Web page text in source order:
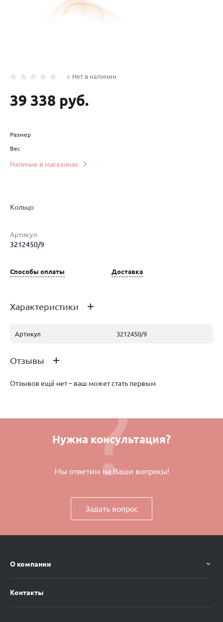
Нет в наличии
39 338 руб.
Размер
Вес
Наличие в магазинах
Наименование товара
Кольцо
Артикул
3212450/9
Способы оплаты Доставка
Характеристики
Артикул 3212450/9
Отзывы
Отзывов ещё нет – ваш может стать первым
Нужна консультация?
Мы ответим на Ваши вопросы!
Задать вопрос
О компании
Контакты